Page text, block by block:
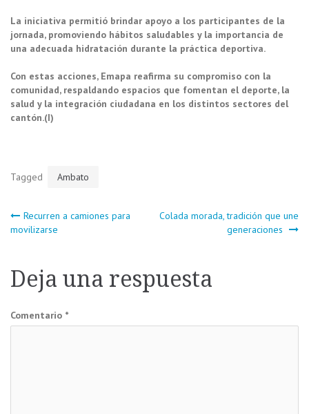
La iniciativa permitió brindar apoyo a los participantes de la
jornada, promoviendo hábitos saludables y la importancia de
una adecuada hidratación durante la práctica deportiva.
Con estas acciones, Emapa reafirma su compromiso con la
comunidad, respaldando espacios que fomentan el deporte, la
salud y la integración ciudadana en los distintos sectores del
cantón.(I)
Tagged Ambato
Navegación
entradas
Recurren a camiones para
movilizarse
Colada morada, tradición que une
generaciones
Deja una respuesta
Comentario *